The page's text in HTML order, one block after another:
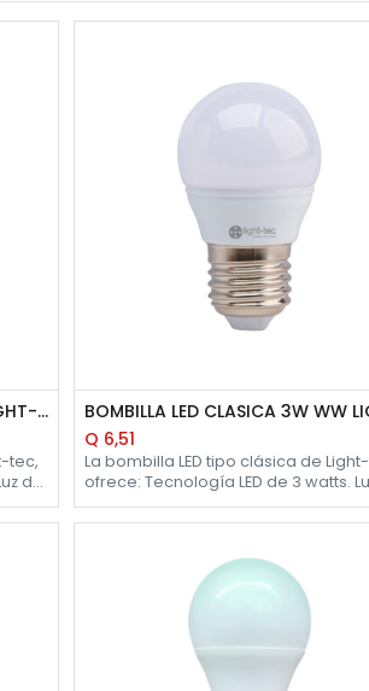
BOMBILLA LED CLASICA 3W DL LIGHT-TEC
tec,
Q 6,51
La bombilla LED tipo clásica de
ofrece: Tecnología LED de 3 watts. Luz
cálida de 2700 K. Flujo luminoso 230
265 lm. 20,000 horas de vida